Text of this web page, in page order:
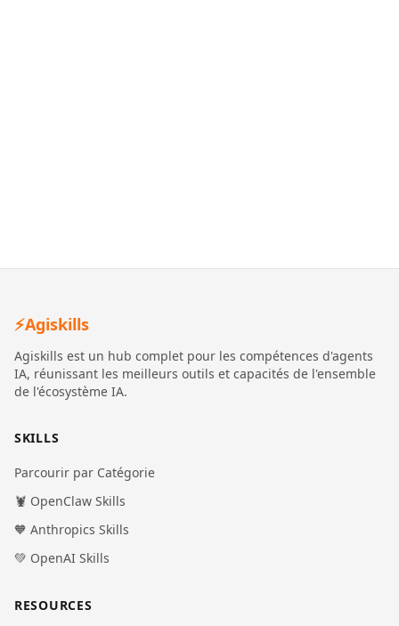
⚡Agiskills
Agiskills est un hub complet pour les compétences d'agents
IA, réunissant les meilleurs outils et capacités de l'ensemble
de l'écosystème IA.
SKILLS
Parcourir par Catégorie
🦞 OpenClaw Skills
🧡 Anthropics Skills
💚 OpenAI Skills
RESOURCES